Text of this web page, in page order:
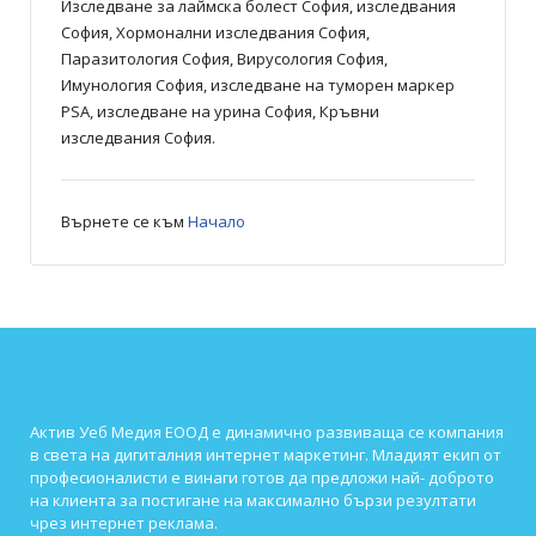
Изследване за лаймска болест София, изследвания
София, Хормонални изследвания София,
Паразитология София, Вирусология София,
Имунология София, изследване на туморен маркер
PSA, изследване на урина София, Кръвни
изследвания София.
Върнете се към Начало
Актив Уеб Медия ЕООД е динамично развиваща се компания
в света на дигиталния интернет маркетинг. Младият екип от
професионалисти е винаги готов да предложи най- доброто
на клиента за постигане на максимално бързи резултати
чрез интернет реклама.